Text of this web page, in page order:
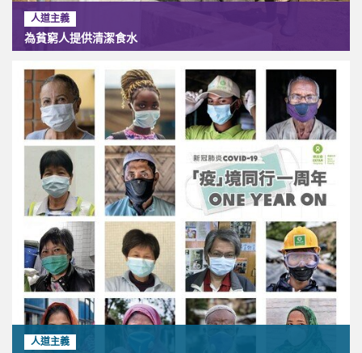
人道主義
為貧窮人提供清潔食水
人道主義